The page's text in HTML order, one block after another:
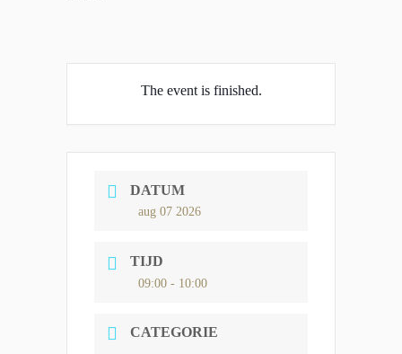
The event is finished.
DATUM
aug 07 2026
TIJD
09:00 - 10:00
CATEGORIE